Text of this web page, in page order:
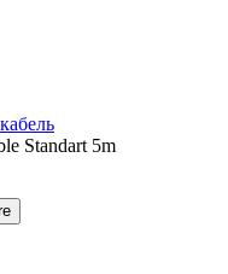
Standart 5m